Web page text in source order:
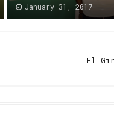
January 31, 2017
El